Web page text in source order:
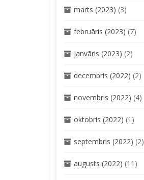
marts (2023) (3)
februāris (2023) (7)
janvāris (2023) (2)
decembris (2022) (2)
novembris (2022) (4)
oktobris (2022) (1)
septembris (2022) (2)
augusts (2022) (11)